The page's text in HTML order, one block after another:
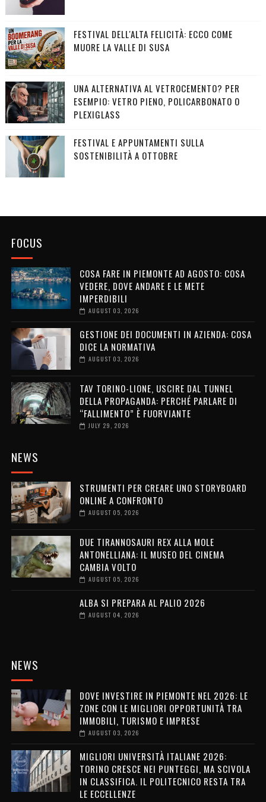
FESTIVAL DELL'ALTA FELICITÀ: ECCO COME
MUORE LA VALLE DI SUSA
UNA ALTERNATIVA AL VETROCEMENTO? PER
ESEMPIO: VETRO PIENO, POLICARBONATO O
PLEXIGLASS
FESTIVAL E APPUNTAMENTI SULLA
SOSTENIBILITÀ A OTTOBRE
FOCUS
COSA FARE IN PIEMONTE AD AGOSTO: COSA
VEDERE, DOVE ANDARE E LE METE
IMPERDIBILI
AUGUST 03, 2026
GESTIONE DEI DOCUMENTI IN AZIENDA: COSA
DICE LA NORMATIVA
AUGUST 03, 2026
TAV TORINO-LIONE, USCIRE DAL TUNNEL
DELLA PROPAGANDA: PERCHÉ PARLARE DI
“FALLIMENTO” È FUORVIANTE
JULY 29, 2026
NEWS
STRUMENTI PER CREARE UNO STORYBOARD
ONLINE A CONFRONTO
AUGUST 05, 2026
DUE TIRANNOSAURI REX ALLA MOLE
ANTONELLIANA: IL MUSEO DEL CINEMA
CAMBIA VOLTO
AUGUST 05, 2026
ALBA SI PREPARA AL PALIO 2026
AUGUST 04, 2026
NEWS
DOVE INVESTIRE IN PIEMONTE NEL 2026: LE
ZONE CON LE MIGLIORI OPPORTUNITÀ TRA
IMMOBILI, TURISMO E IMPRESE
AUGUST 03, 2026
MIGLIORI UNIVERSITÀ ITALIANE 2026:
TORINO CRESCE NEI PUNTEGGI, MA SCIVOLA
IN CLASSIFICA. IL POLITECNICO RESTA TRA
LE ECCELLENZE